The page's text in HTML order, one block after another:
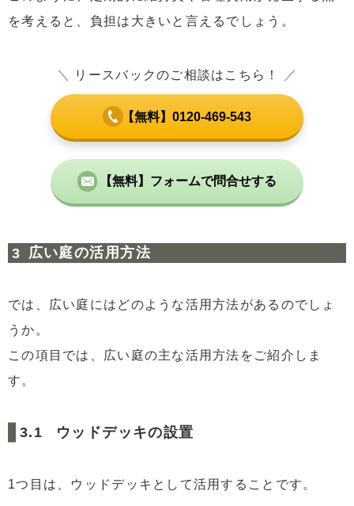
を考えると、負担は大きいと言えるでしょう。
＼ リースバックのご相談はこちら！ ／
【無料】0120-469-543
【無料】フォームで問合せする
広い庭の活用方法
では、広い庭にはどのような活用方法があるのでしょ
うか。
この項目では、広い庭の主な活用方法をご紹介しま
す。
ウッドデッキの設置
1つ目は、ウッドデッキとして活用することです。